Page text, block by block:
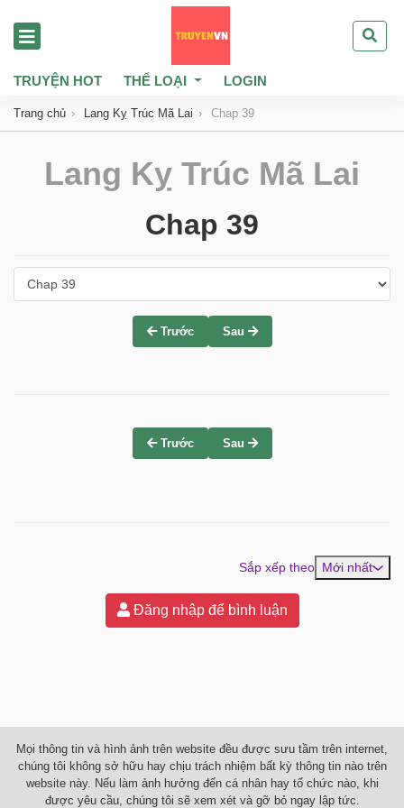
TRUYỆN HOT THỂ LOẠI LOGIN
Trang chủ Lang Kỵ Trúc Mã Lai Chap 39
Lang Kỵ Trúc Mã Lai
Chap 39
Trước Sau
Trước Sau
Sắp xếp theo Mới nhất
Đăng nhập để bình luận
Mọi thông tin và hình ảnh trên website đều được sưu tầm trên internet,
chúng tôi không sở hữu hay chịu trách nhiệm bất kỳ thông tin nào trên
website này. Nếu làm ảnh hưởng đến cá nhân hay tổ chức nào, khi
được yêu cầu, chúng tôi sẽ xem xét và gỡ bỏ ngay lập tức.